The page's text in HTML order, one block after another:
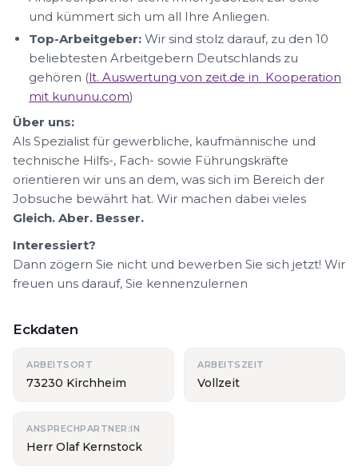
und kümmert sich um all Ihre Anliegen.
Top-Arbeitgeber: Wir sind stolz darauf, zu den 10
beliebtesten Arbeitgebern Deutschlands zu
gehören (lt. Auswertung von zeit.de in Kooperation
mit kununu.com)
Über uns:
Als Spezialist für gewerbliche, kaufmännische und
technische Hilfs-, Fach- sowie Führungskräfte
orientieren wir uns an dem, was sich im Bereich der
Jobsuche bewährt hat. Wir machen dabei vieles
Gleich. Aber. Besser.
Interessiert?
Dann zögern Sie nicht und bewerben Sie sich jetzt! Wir
freuen uns darauf, Sie kennenzulernen
Eckdaten
ARBEITSORT
73230 Kirchheim
ARBEITSZEIT
Vollzeit
ANSPRECHPARTNER:IN
Herr Olaf Kernstock